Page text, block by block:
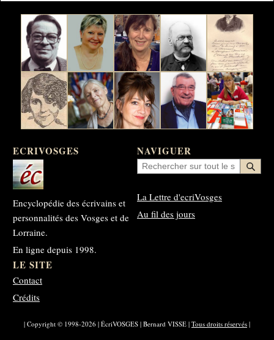
ECRIVOSGES
Encyclopédie des écrivains et
personnalités des Vosges et de
Lorraine.
En ligne depuis 1998.
NAVIGUER
La Lettre d'ecriVosges
Au fil des jours
LE SITE
Contact
Crédits
| Copyright © 1998-2026 | ÉcriVOSGES | Bernard VISSE | Tous droits réservés |